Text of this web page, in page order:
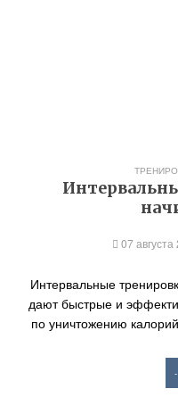
07
Интервальные
дают быстрые и
по уничтожению